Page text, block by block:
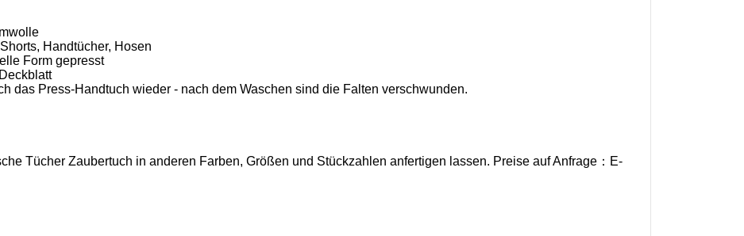
Handtücher, Hosen
Form gepresst
das Press-Handtuch wieder - nach dem Waschen sind die Falten verschwunden.
Tücher Zaubertuch in anderen Farben, Größen und Stückzahlen anfertigen lassen. Preise auf Anfrage：E-